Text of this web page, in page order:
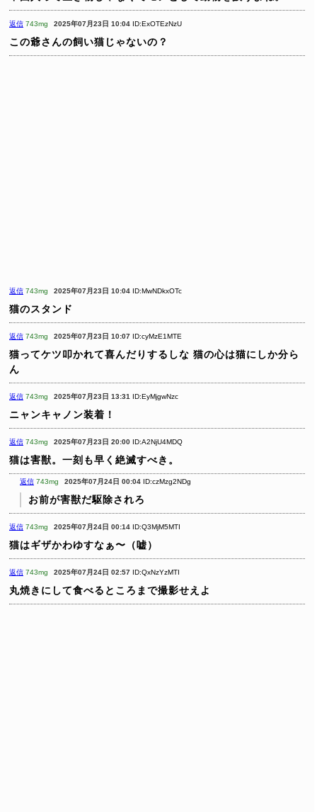
返信 743mg 2025年07月23日 10:04 ID:ExOTEzNzU
この爺さんの飼い猫じゃないの？
返信 743mg 2025年07月23日 10:04 ID:MwNDkxOTc
猫のスタンド
返信 743mg 2025年07月23日 10:07 ID:cyMzE1MTE
猫ってケツ叩かれて喜んだりするしな 猫の心は猫にしか分ら
ん
返信 743mg 2025年07月23日 13:31 ID:EyMjgwNzc
ニャンキャノン装着！
返信 743mg 2025年07月23日 20:00 ID:A2NjU4MDQ
猫は害獣。一刻も早く絶滅すべき。
返信 743mg 2025年07月24日 00:04 ID:czMzg2NDg
お前が害獣だ駆除されろ
返信 743mg 2025年07月24日 00:14 ID:Q3MjM5MTI
猫はギザかわゆすなぁ〜（嘘）
返信 743mg 2025年07月24日 02:57 ID:QxNzYzMTI
丸焼きにして食べるところまで撮影せえよ